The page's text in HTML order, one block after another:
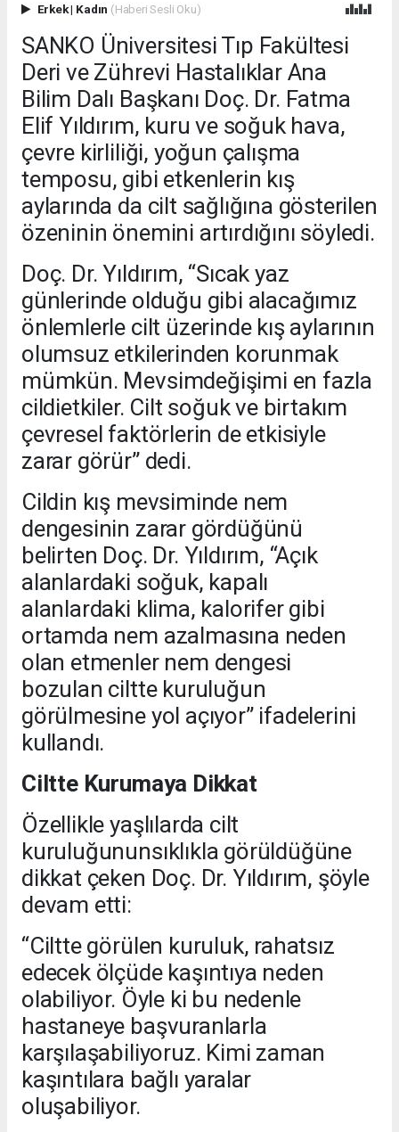
Erkek| Kadın (Haberi Sesli Oku)
SANKO Üniversitesi Tıp Fakültesi
Deri ve Zührevi Hastalıklar Ana
Bilim Dalı Başkanı Doç. Dr. Fatma
Elif Yıldırım, kuru ve soğuk hava,
çevre kirliliği, yoğun çalışma
temposu, gibi etkenlerin kış
aylarında da cilt sağlığına gösterilen
özeninin önemini artırdığını söyledi.
Doç. Dr. Yıldırım, “Sıcak yaz
günlerinde olduğu gibi alacağımız
önlemlerle cilt üzerinde kış aylarının
olumsuz etkilerinden korunmak
mümkün. Mevsimdeğişimi en fazla
cildietkiler. Cilt soğuk ve birtakım
çevresel faktörlerin de etkisiyle
zarar görür” dedi.
Cildin kış mevsiminde nem
dengesinin zarar gördüğünü
belirten Doç. Dr. Yıldırım, “Açık
alanlardaki soğuk, kapalı
alanlardaki klima, kalorifer gibi
ortamda nem azalmasına neden
olan etmenler nem dengesi
bozulan ciltte kuruluğun
görülmesine yol açıyor” ifadelerini
kullandı.
Ciltte Kurumaya Dikkat
Özellikle yaşlılarda cilt
kuruluğununsıklıkla görüldüğüne
dikkat çeken Doç. Dr. Yıldırım, şöyle
devam etti:
“Ciltte görülen kuruluk, rahatsız
edecek ölçüde kaşıntıya neden
olabiliyor. Öyle ki bu nedenle
hastaneye başvuranlarla
karşılaşabiliyoruz. Kimi zaman
kaşıntılara bağlı yaralar
oluşabiliyor.